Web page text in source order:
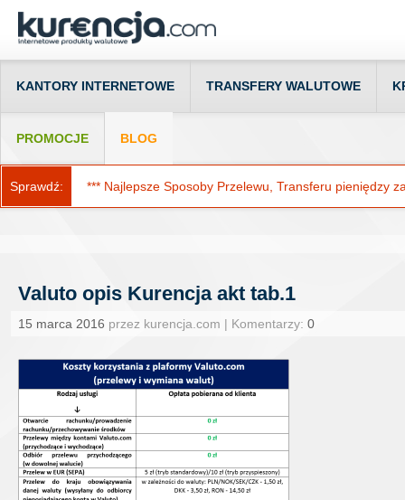
KANTORY INTERNETOWE TRANSFERY WALUTOWE
PROMOCJE BLOG
Sprawdź: *** Najlepsze Sposoby Przelewu, Transferu pieniędzy
Valuto opis Kurencja akt tab.1
15 marca 2016 przez kurencja.com | Komentarzy: 0